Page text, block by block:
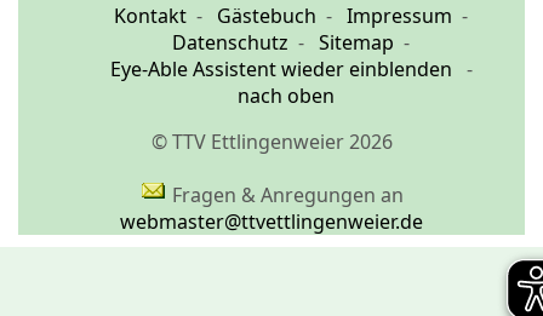
Kontakt Gästebuch
Impressum
Datenschutz
Sitemap
Eye-Able Assistent wieder einblenden
nach oben
© TTV Ettlingenweier 2026
Fragen & Anregungen an
webmaster@ttvettlingenweier.de